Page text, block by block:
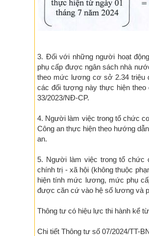
3. Đối với những người hoạt
phụ cấp được ngân sách nhà
theo mức lương cơ sở 2.34 triệu
các đối tượng này thực hiện
33/2023/NĐ-CP.
4. Người làm việc trong tổ chức
Công an thực hiện theo hướng
an.
5. Người làm việc trong tổ
chính trị - xã hội (không thuộc
hiện tính mức lương, mức phụ
được căn cứ vào hệ số lương và
Thông tư có hiệu lực thi hành kể
Chi tiết Thông tư số 07/2024/TT-